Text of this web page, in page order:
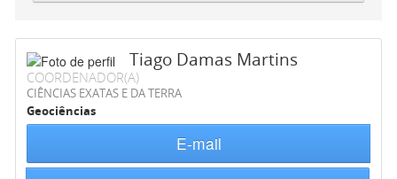
Tiago Damas Martins
COORDENADOR(A)
CIÊNCIAS EXATAS E DA TERRA
Geociências
E-mail